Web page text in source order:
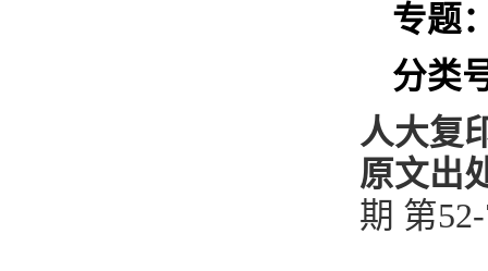
专题
分类
人大复
原文出
期 第